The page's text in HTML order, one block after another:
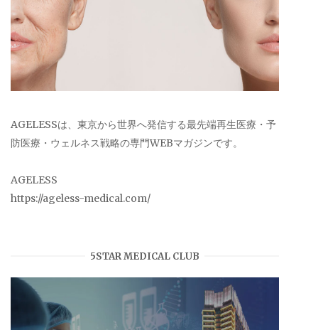
AGELESSは、東京から世界へ発信する最先端再生医療・予
防医療・ウェルネス戦略の専門WEBマガジンです。
AGELESS
https://ageless-medical.com/
5STAR MEDICAL CLUB